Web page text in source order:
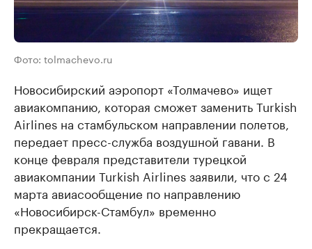
Фото: tolmachevo.ru
Новосибирский аэропорт «Толмачево» ищет
авиакомпанию, которая сможет заменить Turkish
Airlines на стамбульском направлении полетов,
передает пресс-служба воздушной гавани. В
конце февраля представители турецкой
авиакомпании Turkish Airlines заявили, что с 24
марта авиасообщение по направлению
«Новосибирск-Стамбул» временно
прекращается.